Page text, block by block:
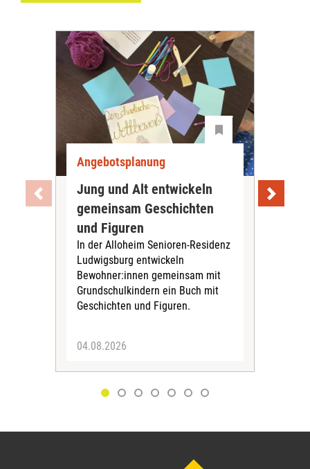
Angebotsplanung
Jung und Alt entwickeln
gemeinsam Geschichten
und Figuren
In der Alloheim Senioren-Residenz
Ludwigsburg entwickeln
Bewohner:innen gemeinsam mit
Grundschulkindern ein Buch mit
Geschichten und Figuren.
04.08.2026